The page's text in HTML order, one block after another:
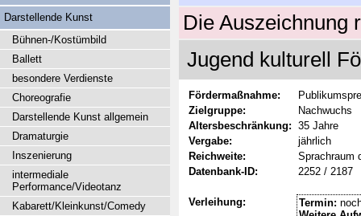
Die Auszeichnung
Jugend kulturell
Fördermaßnahme:
Zielgruppe:
Nachwuchs
Altersbeschränkung: 35 Jahre
Vergabe:
jährlich
Reichweite:
Sprachraum
Datenbank-ID:
2252 / 2187
Verleihung: Termin:
Darstellende Kunst
Bühnen-/Kostümbild
Ballett
besondere Verdienste
Choreografie
Darstellende Kunst allgemein
Dramaturgie
Inszenierung
intermediale
Performance/Videotanz
Kabarett/Kleinkunst/Comedy